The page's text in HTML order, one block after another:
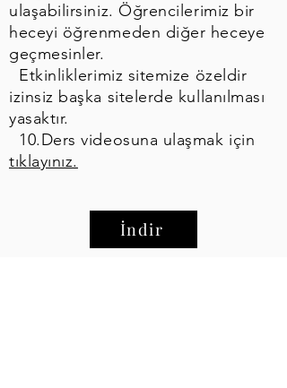
ulaşabilirsiniz. Öğrencilerimiz bir
heceyi öğrenmeden diğer heceye
geçmesinler.
Etkinliklerimiz sitemize özeldir
izinsiz başka sitelerde kullanılması
yasaktır.
10.Ders videosuna ulaşmak için
tıklayınız.
İndir